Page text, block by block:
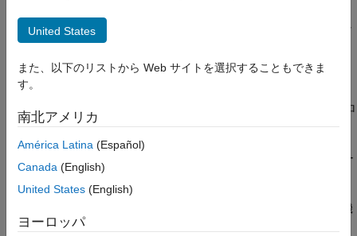
Image Acquisition Toolbox
Industrial Communication Toolbox
Instrument Control Toolbox
Instrument Control Toolbox 入門
Instrument Control Toolbox のトラブルシ
ューティング
機器の接続と通信
Simulink における直接インターフェース
Instrument Control Toolbox でサポートさ
テストおよび測定機器を制御し、コンピュータ周辺機器と通信し
ます
リリース ノート
PDF 版ドキュメンテーション
Instrument Control Toolbox™ を使用すると、MATLAB
をオシロ
スコープ、ファンクション ジェネレーター、信号アナライザー、
信号発生器、電源、分析機器などの計測器に直接接続できます。
などの計測器ドライバー
を介して、または VISA、GPIB、TCP/IP、UDP などの一般的に
使用される通信プロトコルを介したテキストベースの SCPI コマ
ンドを介して計測器に接続します。コードを記述せずにテスト機
器を制御し、データを取得することもできます。
United States
また、以下のリストから Web サイトを選択することもできま
す。
南北アメリカ
América Latina (Español)
Canada (English)
United States (English)
ヨーロッパ